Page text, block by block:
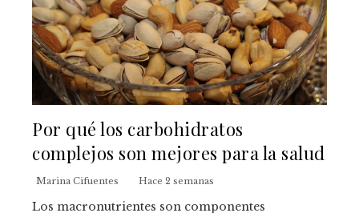
Por qué los carbohidratos
complejos son mejores para la salud
Marina Cifuentes Hace 2 semanas
Los macronutrientes son componentes